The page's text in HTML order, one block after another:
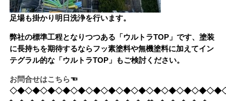
足場も掛かり明日洗浄を行います。
弊社の標準工程となりつつある「ウルトラTOP」です、塗装
に長持ちを期待するならフッ素塗料や無機塗料に加えてイン
テグラル的な「ウルトラTOP」もご検討ください。
お問合せはこちら☜